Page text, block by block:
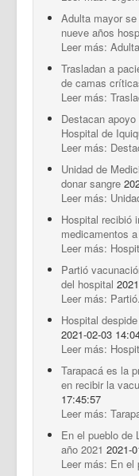
Adulta mayor
nueve años
Leer más:
Trasladan a
de camas
Leer más:
Destacan
Hospital de
Leer más:
Unidad de
donar sangre
Leer más:
Hospital recibió
medicamentos
Leer más:
Partió
del hospital
Leer más:
Hospital
2021-02-03
Leer más:
Tarapacá es la
en recibir la
17:45:57
Leer más:
En el pueblo de
año 2021 2021-
Leer más: En el